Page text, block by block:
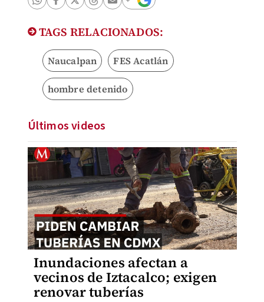
TAGS RELACIONADOS:
Naucalpan FES Acatlán
hombre detenido
Últimos videos
Inundaciones afectan a
vecinos de Iztacalco; exigen
renovar tuberías